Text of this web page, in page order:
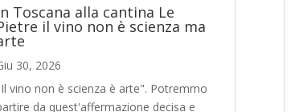
Toscana alla cantina Le
il vino non è scienza ma
30, 2026
vino non è scienza è arte". Potremmo
da quest'affermazione decisa e